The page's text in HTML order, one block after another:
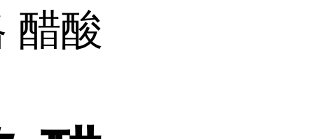
醋酸